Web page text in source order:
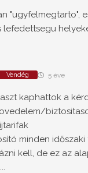
"ugyfelmegtarto",
Vendég 5 éve
kaphattok a
minden
kell, de ez az